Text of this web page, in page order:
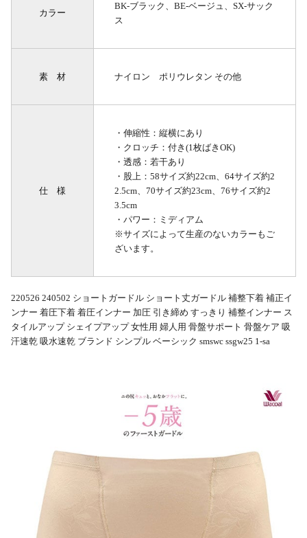
カラー
BK-ブラック、BE-ベージュ、SX-サック
ス
素 材 ナイロン ポリウレタン その他
仕 様
・伸縮性：縦横にあり
・クロッチ：付き(1枚ばきOK)
・透感：若干あり
・股上：58サイズ約22cm、64サイズ約2
2.5cm、70サイズ約23cm、76サイズ約2
3.5cm
・パワー：ミディアム
※サイズによって生産のないカラーもご
ざいます。
220526 240502 ショートガードル ショート丈ガードル 補整下着 補正イ
ンナー 着圧下着 着圧インナー 加圧 引き締め すっきり 補整インナー ス
タイルアップ シェイプアップ 女性用 婦人用 骨盤サポート 骨盤ケア 吸
汗速乾 吸水速乾 ブランド シンプル ベーシック smswc ssgw25 1-sa